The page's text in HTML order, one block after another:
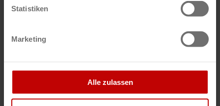
Statistiken
Marketing
Alle zulassen
Studium: BWL-Industrie
Studium: Wirtschaftsingenieur/-in